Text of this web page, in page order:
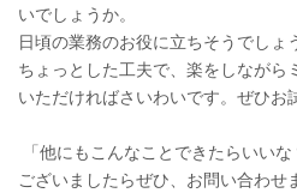
いでしょうか。
日頃の業務のお役に立ちそうでしょ
ちょっとした工夫で、楽をしながら
いただければさいわいです。ぜひお
「他にもこんなことできたらいい
ございましたらぜひ、お問い合わせ